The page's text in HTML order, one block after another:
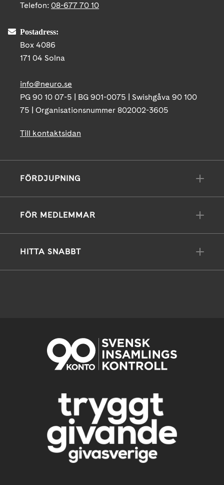
Telefon: 08-677 70 10
Postadress:
Box 4086
171 04 Solna
info@neuro.se
PG 90 10 07-5 | BG 901-0075 | Swishgåva 90 100
75 | Organisationsnummer 802002-3605
Till kontaktsidan
FÖRDJUPNING
FÖR MEDLEMMAR
HITTA SNABBT